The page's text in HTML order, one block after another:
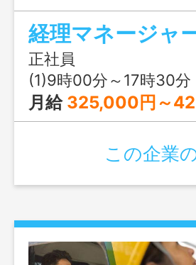
／ 親会社 への報告
申告等／ 銀行対応／
等 変更範囲：変更な
経理マネージャ
正社員
(1)9時00分～17時30分
月給 325,000円～
この企業